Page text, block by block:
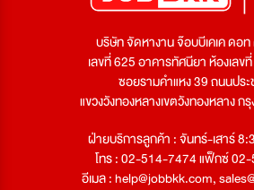
บริษัท จัดหางาน จ๊อบบีเคเค ดอ
เลขที่ 625 อาคารทัศนียา ห้องเลข
ซอยรามคำแหง 39 ถนนปร
แขวงวังทองหลางเขตวังทองหลาง ก
ฝ่ายบริการลูกค้า : จันทร์-เสาร์
โทร : 02-514-7474 แฟ็กซ์
อีเมล :help@jobbkk.com,